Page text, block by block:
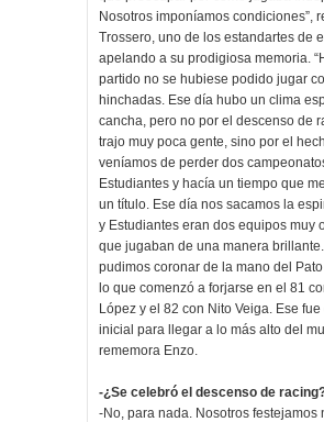
Nosotros imponíamos condiciones”,
Trossero, uno de los estandartes de
apelando a su prodigiosa memoria.
partido no se hubiese podido jugar
hinchadas. Ese día hubo un clima
cancha, pero no por el descenso de
trajo muy poca gente, sino por el
veníamos de perder dos
Estudiantes y hacía un tiempo que
un título. Ese día nos sacamos la
y Estudiantes eran dos equipos muy
que jugaban de una manera
pudimos coronar de la mano del
lo que comenzó a forjarse en el 81
López y el 82 con Nito Veiga. Ese
inicial para llegar a lo más alto del
rememora Enzo.
-¿Se celebró el descenso de
-No, para nada. Nosotros festejamos